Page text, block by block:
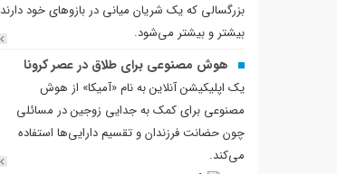
بزرگسالی که یک شریان میانی در بازوهای خود دارند
بیشتر و بیشتر می‌شود.
هوش مصنوعی برای طلاق در عصر کرونا
یک اپلیکیشن آنلاین به نام «آمیکا» از هوش
مصنوعی برای کمک به جدایی زوجین در مسائلی
چون حضانت فرزندان و تقسیم دارایی‌ها استفاده
می‌کند.